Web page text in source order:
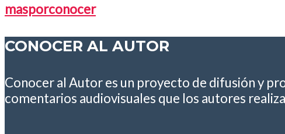
masporconocer
CONOCER AL AUTOR
Conocer al Autor es un proyecto de difusión y
comentarios audiovisuales que los autores